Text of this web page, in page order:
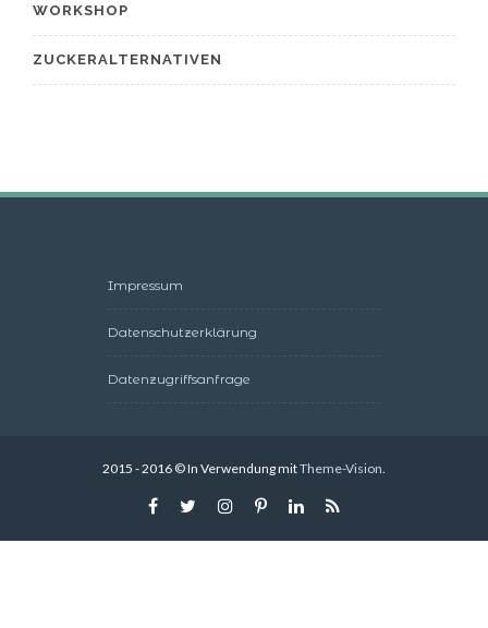
WORKSHOP
ZUCKERALTERNATIVEN
Impressum
Datenschutzerklärung
Datenzugriffsanfrage
2015 - 2016 © In Verwendung mitTheme-Vision